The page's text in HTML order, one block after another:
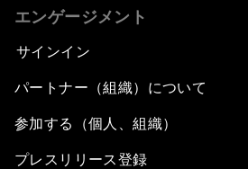
エンゲージメント
サインイン
パートナー（組織）について
参加する（個人、組織）
プレスリリース登録